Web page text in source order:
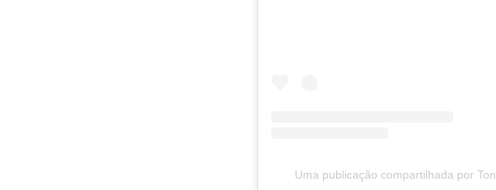
Uma publicação compartilhada por